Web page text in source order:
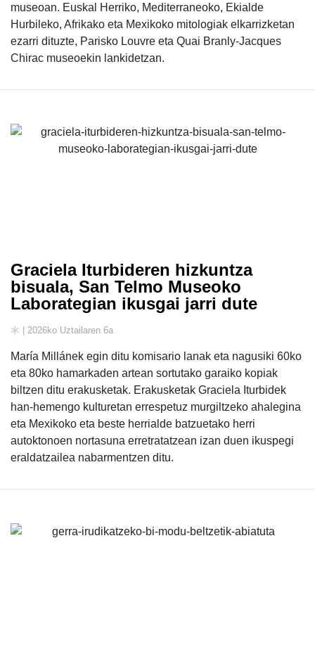
museoan. Euskal Herriko, Mediterraneoko, Ekialde
Hurbileko, Afrikako eta Mexikoko mitologiak elkarrizketan
ezarri dituzte, Parisko Louvre eta Quai Branly-Jacques
Chirac museoekin lankidetzan.
Graciela Iturbideren hizkuntza
bisuala, San Telmo Museoko
Laborategian ikusgai jarri dute
| 2026ko Uztailaren 6a
María Millánek egin ditu komisario lanak eta nagusiki 60ko
eta 80ko hamarkaden artean sortutako garaiko kopiak
biltzen ditu erakusketak. Erakusketak Graciela Iturbidek
han-hemengo kulturetan errespetuz murgiltzeko ahalegina
eta Mexikoko eta beste herrialde batzuetako herri
autoktonoen nortasuna erretratatzean izan duen ikuspegi
eraldatzailea nabarmentzen ditu.